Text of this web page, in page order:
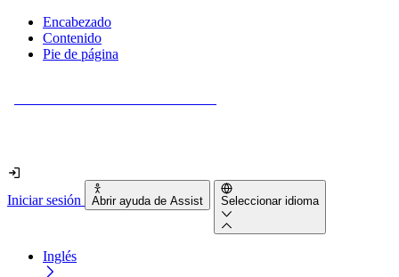
Encabezado
Contenido
Pie de página
Iniciar sesión Abrir ayuda de Assist Seleccionar idioma
Inglés